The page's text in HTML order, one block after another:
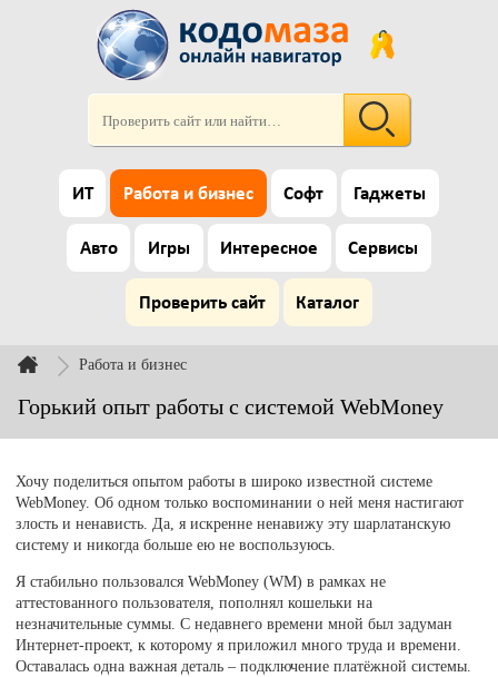
ИТ Работа и бизнес Софт Гаджеты
Авто Игры Интересное Сервисы
Проверить сайт Каталог
Работа и бизнес
Горький опыт работы с системой WebMoney
Хочу поделиться опытом работы в широко известной системе
WebMoney. Об одном только воспоминании о ней меня настигают
злость и ненависть. Да, я искренне ненавижу эту шарлатанскую
систему и никогда больше ею не воспользуюсь.
Я стабильно пользовался WebMoney (WM) в рамках не
аттестованного пользователя, пополнял кошельки на
незначительные суммы. С недавнего времени мной был задуман
Интернет-проект, к которому я приложил много труда и времени.
Оставалась одна важная деталь – подключение платёжной системы.